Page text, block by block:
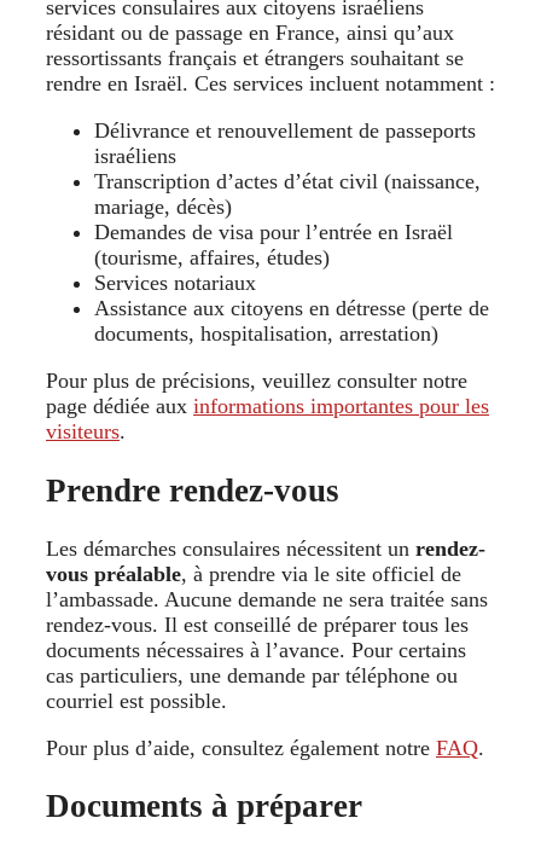
services consulaires aux citoyens israéliens
résidant ou de passage en France, ainsi qu’aux
ressortissants français et étrangers souhaitant se
rendre en Israël. Ces services incluent notamment :
Délivrance et renouvellement de passeports
israéliens
Transcription d’actes d’état civil (naissance,
mariage, décès)
Demandes de visa pour l’entrée en Israël
(tourisme, affaires, études)
Services notariaux
Assistance aux citoyens en détresse (perte de
documents, hospitalisation, arrestation)
Pour plus de précisions, veuillez consulter notre
page dédiée aux informations importantes pour les
visiteurs.
Prendre rendez-vous
Les démarches consulaires nécessitent un rendez-
vous préalable, à prendre via le site officiel de
l’ambassade. Aucune demande ne sera traitée sans
rendez-vous. Il est conseillé de préparer tous les
documents nécessaires à l’avance. Pour certains
cas particuliers, une demande par téléphone ou
courriel est possible.
Pour plus d’aide, consultez également notre FAQ.
Documents à préparer